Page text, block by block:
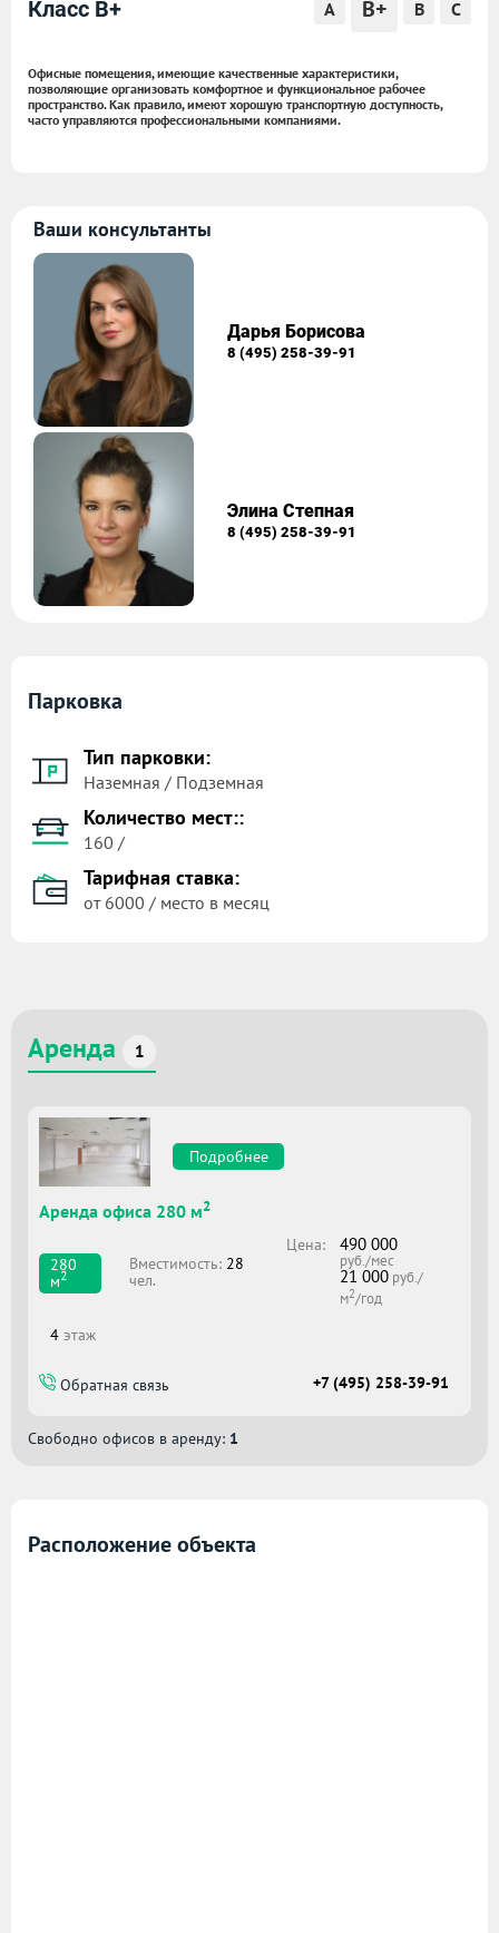
Класс B+ A B+ B C
Офисные помещения, имеющие качественные характеристики,
позволяющие организовать комфортное и функциональное рабочее
пространство. Как правило, имеют хорошую транспортную доступность,
часто управляются профессиональными компаниями.
Ваши консультанты
Дарья Борисова
8 (495) 258-39-91
Элина Степная
8 (495) 258-39-91
Парковка
Тип парковки:
Наземная / Подземная
Количество мест::
160 /
Тарифная ставка:
от 6000 / место в месяц
Аренда 1
Подробнее
Аренда офиса 280 м2
280
м2
Вместимоcть: 28
чел.
Цена: 490 000
руб./мес
21 000 руб./
м2/год
4 этаж
Обратная связь +7 (495) 258-39-91
Свободно офисов в аренду: 1
Расположение объекта